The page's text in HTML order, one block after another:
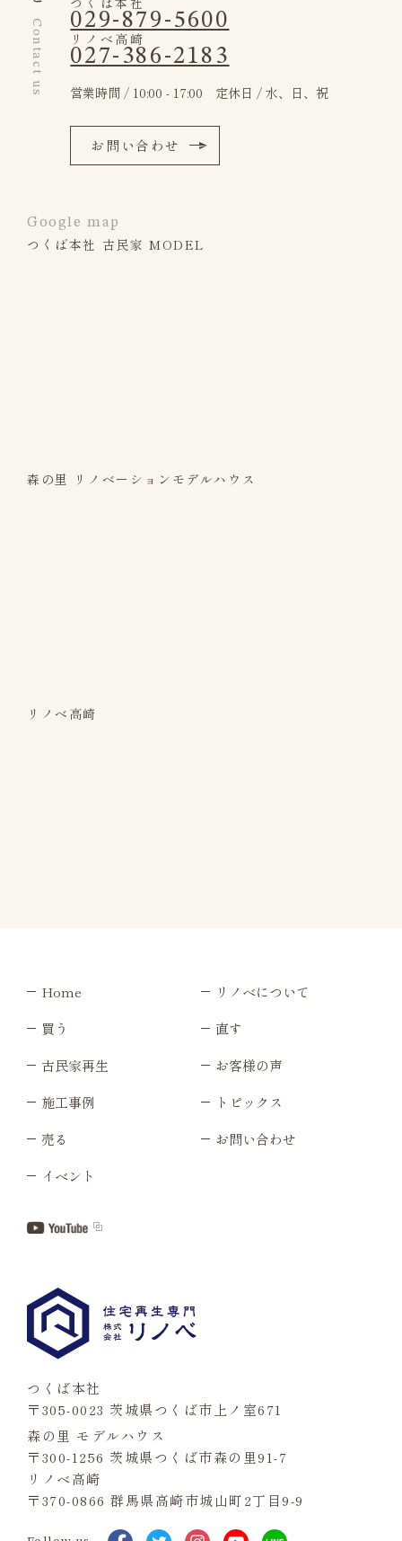
Contact us 029-879-5600
リノベ高崎
027-386-2183
営業時間 / 10:00 - 17:00 定休日 / 水、日、祝
お問い合わせ
Google map
つくば本社 古民家 MODEL
森の里 リノベーションモデルハウス
リノベ高崎
Home
リノベについて
買う
直す
古民家再生
お客様の声
施工事例
トピックス
売る
お問い合わせ
イベント
つくば本社
〒305-0023 茨城県つくば市上ノ室671
森の里 モデルハウス
〒300-1256 茨城県つくば市森の里91-7
リノベ高崎
〒370-0866 群馬県高崎市城山町2丁目9-9